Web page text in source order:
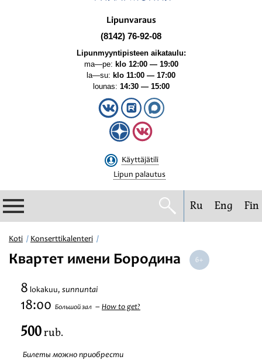
Lipunvaraus
(8142) 76-92-08
Lipunmyyntipisteen aikataulu:
ma—pe: klo 12:00 — 19:00
la—su: klo 11:00 — 17:00
lounas: 14:30 — 15:00
Käyttäjätili
Lipun palautus
Filharmonia
Konserttikalenteri
Festivaalit
Ru Eng Fin
Koti Konserttikalenteri
Квартет имени Бородина
8 lokakuu, sunnuntai
18:00 Большой зал How to get?
500rub.
Билеты можно приобрести